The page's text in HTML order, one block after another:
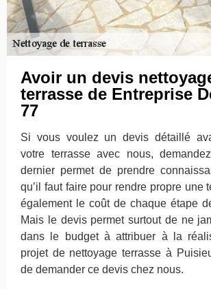
Avoir un devis
terrasse de Entreprise
77
Si vous voulez un devis détaillé
votre terrasse avec nous,
dernier permet de prendre
qu’il faut faire pour rendre propre une
également le coût de chaque étape
Mais le devis permet surtout de ne
dans le budget à attribuer à la
projet de nettoyage terrasse à
de demander ce devis chez nous.